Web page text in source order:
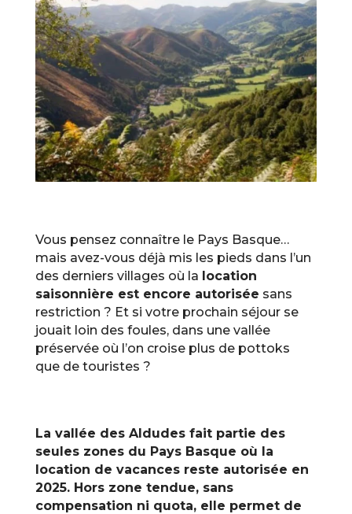
Vous pensez connaître le Pays Basque…
mais avez-vous déjà mis les pieds dans l’un
des derniers villages où la location
saisonnière est encore autorisée sans
restriction ? Et si votre prochain séjour se
jouait loin des foules, dans une vallée
préservée où l’on croise plus de pottoks
que de touristes ?
La vallée des Aldudes fait partie des
seules zones du Pays Basque où la
location de vacances reste autorisée en
2025. Hors zone tendue, sans
compensation ni quota, elle permet de